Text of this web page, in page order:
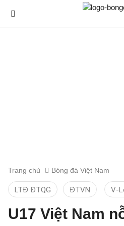
Trang chủ Bóng đá Việt Nam
LTĐ ĐTQG ĐTVN V-
U17 Việt Nam